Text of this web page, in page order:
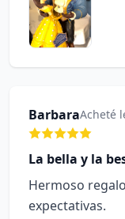
BarbaraAcheté
La bella y la
Hermoso
expectativas.